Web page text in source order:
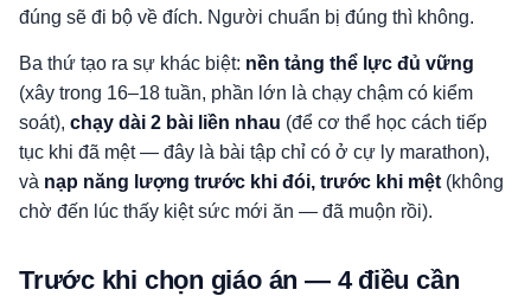
đúng sẽ đi bộ về đích. Người chuẩn bị đúng thì không.
Ba thứ tạo ra sự khác biệt: nền tảng thể lực đủ vững
(xây trong 16–18 tuần, phần lớn là chạy chậm có kiểm
soát), chạy dài 2 bài liền nhau (để cơ thể học cách tiếp
tục khi đã mệt — đây là bài tập chỉ có ở cự ly marathon),
và nạp năng lượng trước khi đói, trước khi mệt (không
chờ đến lúc thấy kiệt sức mới ăn — đã muộn rồi).
Trước khi chọn giáo án — 4 điều cần